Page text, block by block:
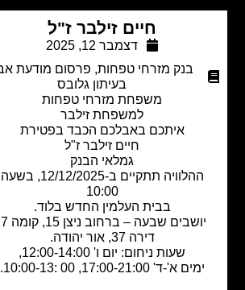
חיים זילבר ז"ל
דצמבר 12, 2025
בנק מזרחי טפחות,פרסום מודעת אבל
בעיתון גלובס
משפחת מזרחי טפחות
למשפחת זילבר
איתכם באבלכם הכבד בפטירת
חיים זילבר ז"ל
גמלאי הבנק
ההלוויה תתקיים ב-12/12/2025, בשעה
בבית העלמין החדש בלוד.
שבעה – ברחוב ניצן 15, קומה 7,
שעות ניחום: יום ו' 12:00-14:00,
א'-ד' 17:00-21:00, 00 :10:00-13.